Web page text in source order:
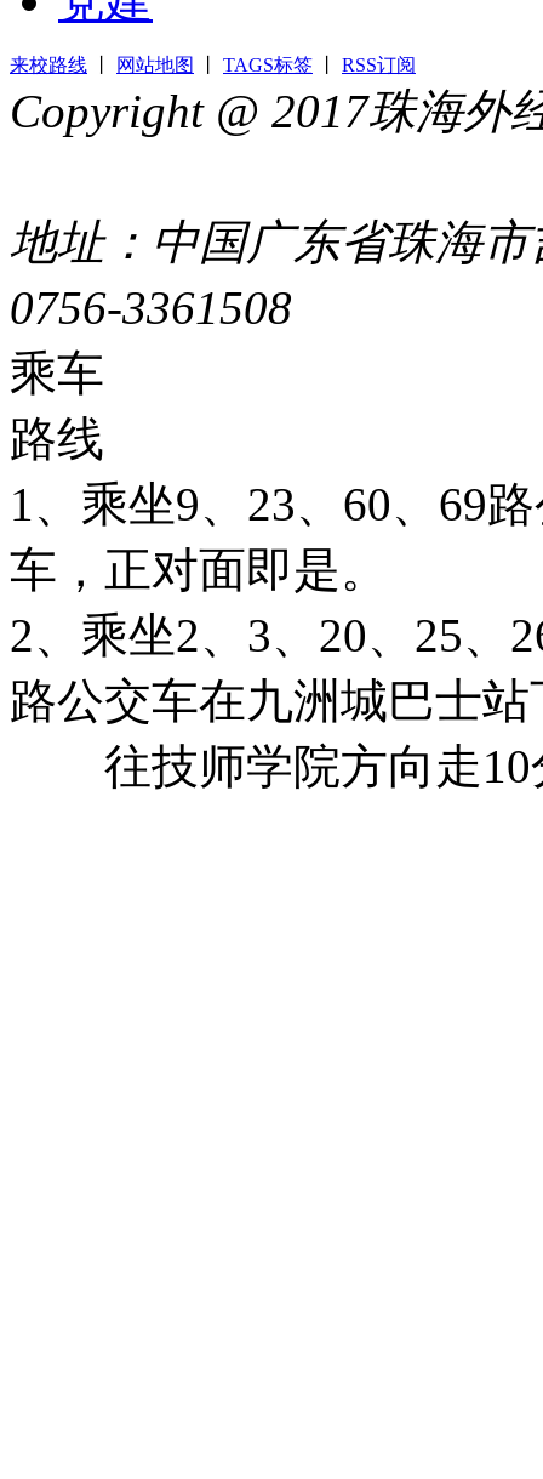
来校路线 网站地图 TAGS标签 RSS订阅
Copyright @ 2017珠海
地址：中国广东省珠海
0756-3361508
乘车
路线
1、乘坐9、23、60、69
车，正对面即是。
2、乘坐2、3、20、25、
路公交车在九洲城巴士站
往技师学院方向走10